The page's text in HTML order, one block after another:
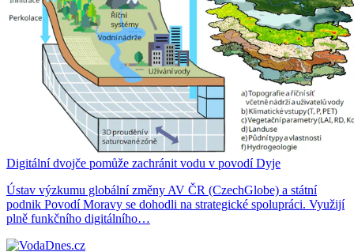
Digitální dvojče pomůže zachránit vodu v povodí Dyje
Ústav výzkumu globální změny AV ČR (CzechGlobe) a státní
podnik Povodí Moravy se dohodli na strategické spolupráci. Využijí
plně funkčního digitálního…